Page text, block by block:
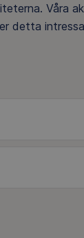
Våra
detta